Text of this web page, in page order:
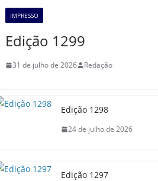
IMPRESSO
Edição 1299
31 de julho de 2026 Redação
Edição 1298
24 de julho de 2026
Edição 1297